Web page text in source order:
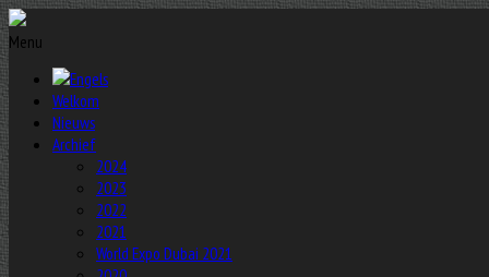
Menu
Welkom
Nieuws
Archief
2024
2023
2022
2021
World Expo Dubai 2021